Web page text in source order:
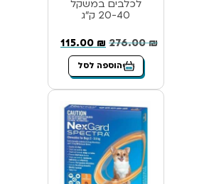
לכלבים במשקל
20-40 ק”ג
276.00₪
115.00 ₪
הוספה לסל